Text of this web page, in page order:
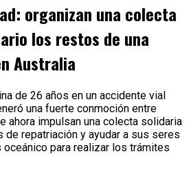
organizan una colecta
los restos de una
Australia
de 26 años en un accidente vial
una fuerte conmoción entre
ahora impulsan una colecta solidaria
de repatriación y ayudar a sus seres
oceánico para realizar los trámites